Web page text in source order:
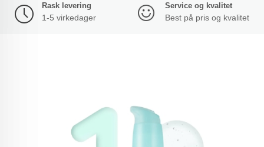
Rask levering
1-5 virkedager
Service og kvalitet
Best på pris og kvalitet